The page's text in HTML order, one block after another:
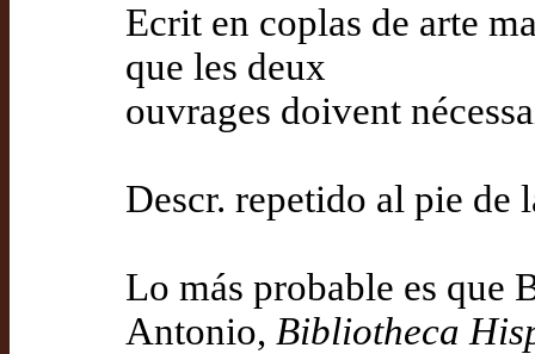
Ecrit en coplas de arte
que les deux
ouvrages doivent
Descr. repetido al pie
Lo más probable es que
Antonio, Bibliotheca